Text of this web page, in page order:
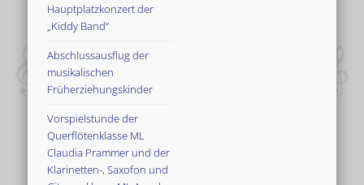
Hauptplatzkonzert der
„Kiddy Band“
Abschlussausflug der
musikalischen
Früherziehungskinder
Vorspielstunde der
Querflötenklasse ML
Claudia Prammer und der
Klarinetten-, Saxofon und